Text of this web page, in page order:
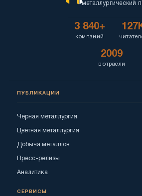
металлургический
3 840+
компаний
2009
в отрасли
ПУБЛИКАЦИИ
Черная металлургия
Цветная металлургия
Добыча металлов
Пресс-релизы
Аналитика
СЕРВИСЫ